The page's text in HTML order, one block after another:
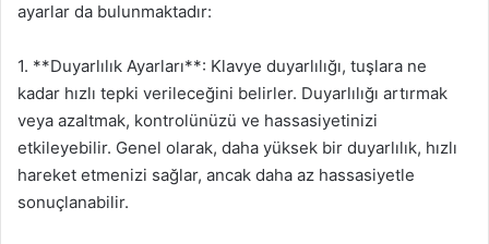
ayarlar da bulunmaktadır:
1. **Duyarlılık Ayarları**: Klavye duyarlılığı, tuşlara ne
kadar hızlı tepki verileceğini belirler. Duyarlılığı artırmak
veya azaltmak, kontrolünüzü ve hassasiyetinizi
etkileyebilir. Genel olarak, daha yüksek bir duyarlılık, hızlı
hareket etmenizi sağlar, ancak daha az hassasiyetle
sonuçlanabilir.